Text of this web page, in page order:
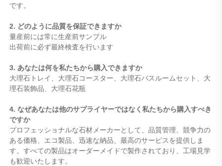
です。
2. どのように品質を保証できますか
量産前には常に生産前サンプル
出荷前に必ず最終検査を行います
3. あなたは何を私たちから購入できますか
大理石トレイ、大理石コースター、大理石バスルームセット、大
理石装飾品、大理石花瓶
4. なぜあなたは他のサプライヤーではなく私たちから購入すべき
ですか
プロフェッショナルな石材メーカーとして、品質管理、競争力の
ある価格、エコ製品、迅速な納品、最高のサービスを提供しま
す。すべての製品はオーダーメイドで製作されており、工場見学
も歓迎いたします。